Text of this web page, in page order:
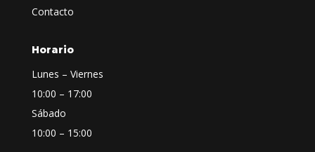
Contacto
Horario
Lunes – Viernes
10:00 – 17:00
Sábado
10:00 – 15:00